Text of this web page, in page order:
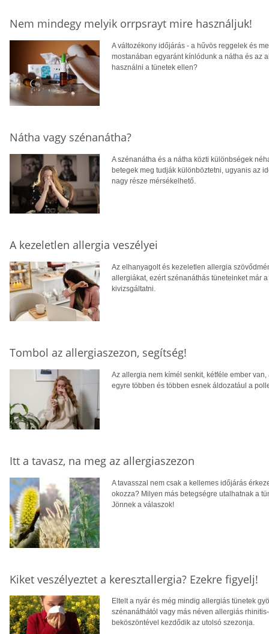
Nem mindegy melyik orrpsrayt mire használjuk!
A változékony időjárás - a hűvös reggelek és
mostanában egyaránt kínlódunk a nátha és az
használni a tünetek ellen?
Nátha vagy szénanátha?
A szénanátha és a nátha közti különbségek
betegek meg tudják különböztetni, ugyanis az
nagy része mérsékelhető.
A kezeletlen allergia veszélyei
Az elhanyagolt és kezeletlen allergia
allergiákat, ezért szénanáthás tüneteinket már
kivizsgáltatni.
Tombol az allergiaszezon, segítség!
Az allergia nem kímél senkit, kétféle ember
egyre többen és többen esnek áldozatául a
Itt a tavasz, na meg az allergiaszezon
A tavasszal nem csak a kellemes időjárás
okozza? Milyen más betegségre utalhatnak a
Jönnek a válaszok!
Kiket veszélyeztet a keresztallergia? Ezekre figyelj!
Eltelt a nyár és még mindig allergiás tünetek
szénanáthától vagy más néven allergiás
beköszöntével kezdődik az utolsó szezonja.